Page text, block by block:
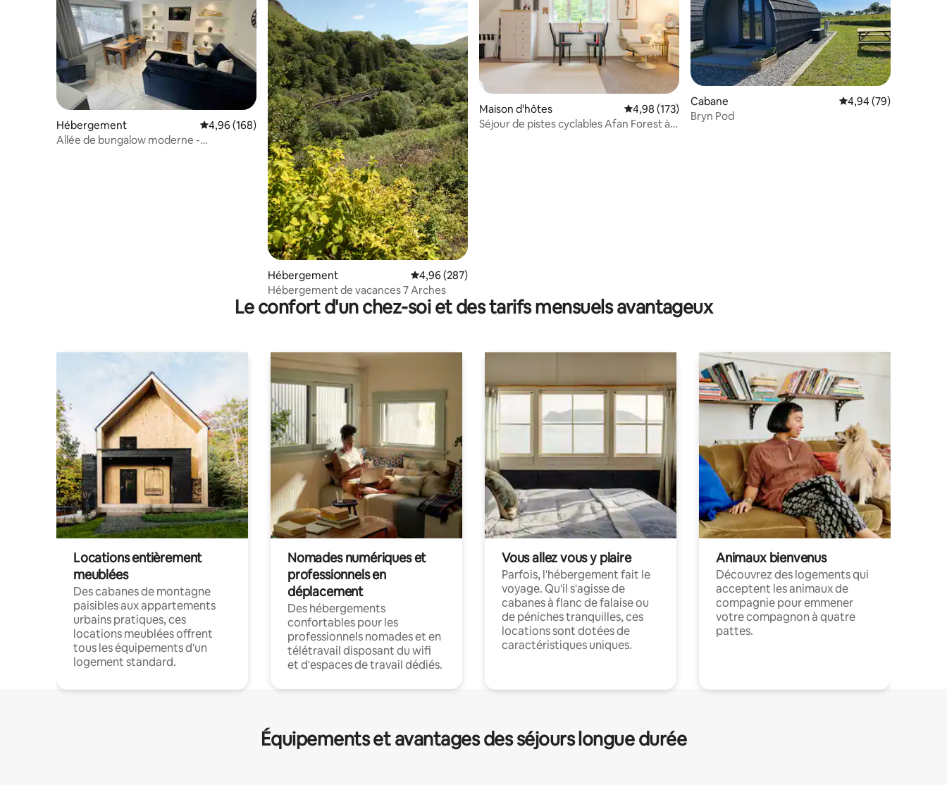
Hébergement Évaluation moyenne sur la base de 168 commentaires : 4,96 sur 5
4,96 (168)
Allée de bungalow moderne -
Hébergement Évaluation moyenne sur la base de 287 commentaires : 4,96 sur 5
4,96 (287)
Hébergement de vacances 7 Arches
Maison d'hôtes Évaluation moyenne sur la base de 173 commentaires : 4,98 sur 5
4,98 (173)
Séjour de pistes cyclables Afan Forest à
Cabane Évaluation moyenne
4,94 (79)
Bryn Pod
Le confort d'un chez-soi et des tarifs mensuels avantageux
Locations entièrement
meublées
Des cabanes de montagne
paisibles aux appartements
urbains pratiques, ces
locations meublées offrent
tous les équipements d'un
logement standard.
Nomades numériques et
professionnels en
déplacement
Des hébergements
confortables pour les
professionnels nomades et en
télétravail disposant du wifi
et d'espaces de travail dédiés.
Vous allez vous y plaire
Parfois, l'hébergement fait le
voyage. Qu'il s'agisse de
cabanes à flanc de falaise ou
de péniches tranquilles, ces
locations sont dotées de
caractéristiques uniques.
Animaux bienvenus
Découvrez des logements qui
acceptent les animaux de
compagnie pour emmener
votre compagnon à quatre
pattes.
Équipements et avantages des séjours longue durée